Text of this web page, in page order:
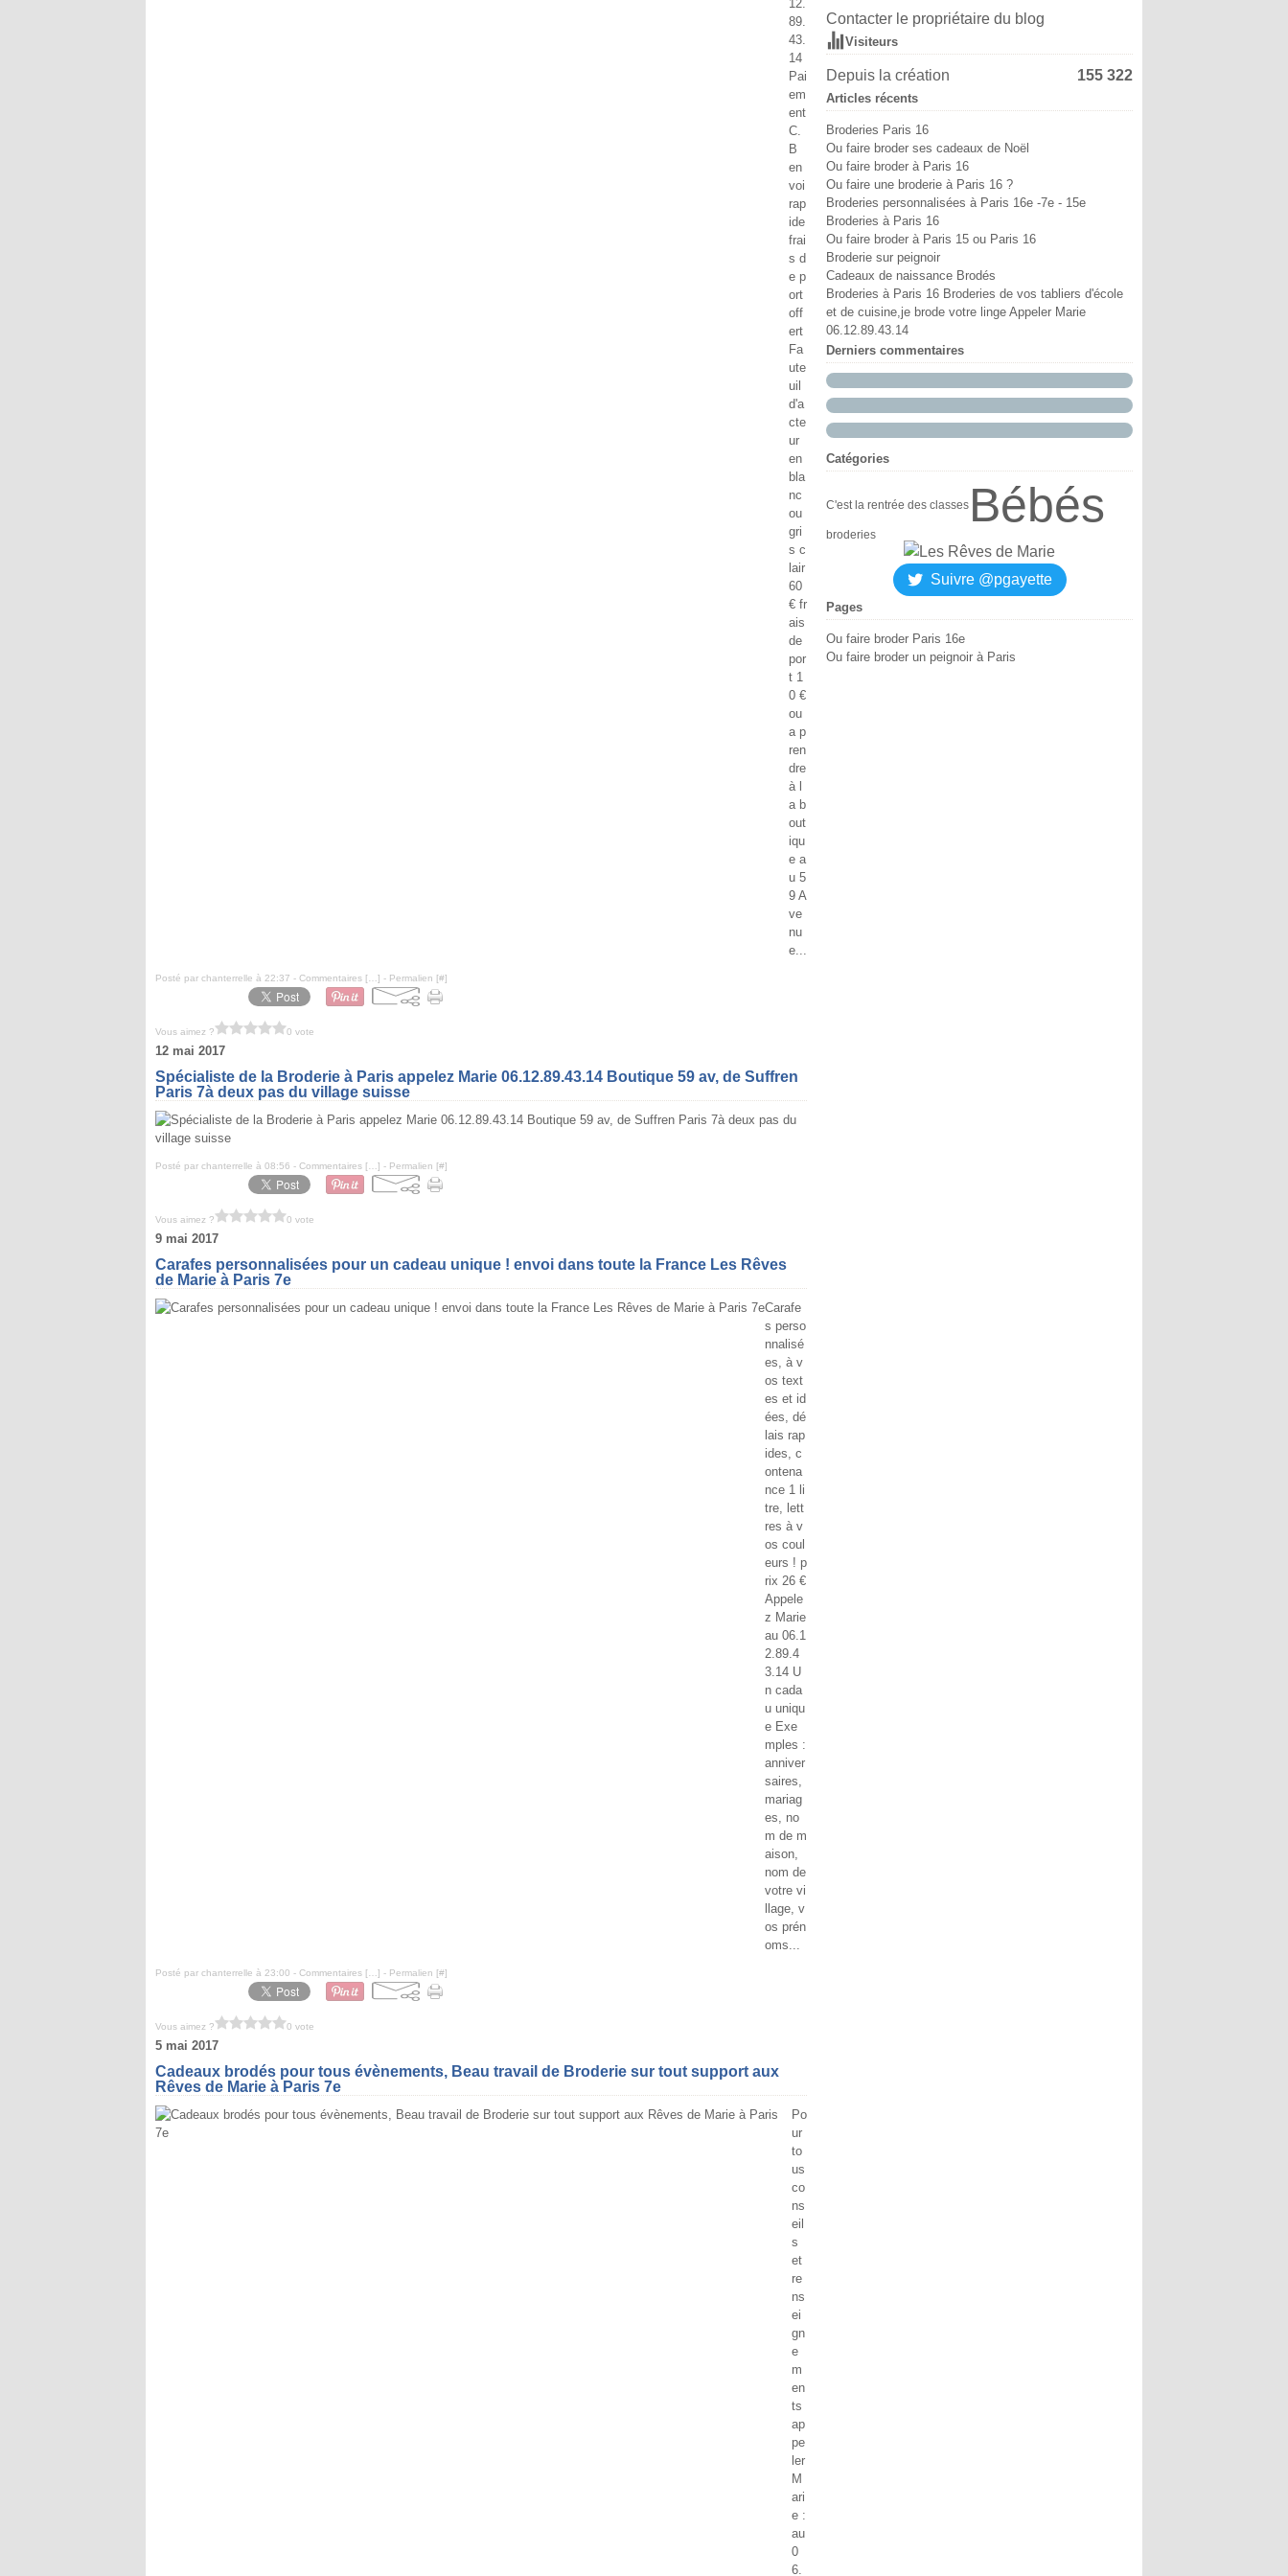
12.
89.
43.
14
Pai
em
ent
C.
B
en
voi
rap
ide
frai
s d
e p
ort
off
ert
Fa
ute
uil
d'a
cte
ur
en
bla
nc
ou
gri
s c
lair
60
€ fr
ais
de
por
t 1
0 €
ou
a p
ren
dre
à l
a b
out
iqu
e a
u 5
9 A
ve
nu
e...
Posté par chanterrelle à 22:37 - Commentaires [ ] - Permalien [#]
Vous aimez ? 0 vote
12 mai 2017
Spécialiste de la Broderie à Paris appelez Marie 06.12.89.43.14 Boutique 59 av, de Suffren
Paris 7à deux pas du village suisse
Posté par chanterrelle à 08:56 - Commentaires [ ] - Permalien [#]
Vous aimez ? 0 vote
9 mai 2017
Carafes personnalisées pour un cadeau unique ! envoi dans toute la France Les Rêves
de Marie à Paris 7e
Carafe
s perso
nnalisé
es, à v
os text
es et id
ées, dé
lais rap
ides, c
ontena
nce 1 li
tre, lett
res à v
os coul
eurs ! p
rix 26 €
Appele
z Marie
au 06.1
2.89.4
3.14 U
n cada
u uniqu
e Exe
mples :
anniver
saires,
mariag
es, no
m de m
aison,
nom de
votre vi
llage, v
os prén
oms...
Posté par chanterrelle à 23:00 - Commentaires [ ] - Permalien [#]
Vous aimez ? 0 vote
5 mai 2017
Cadeaux brodés pour tous évènements, Beau travail de Broderie sur tout support aux
Rêves de Marie à Paris 7e
Po
ur
to
us
co
ns
eil
s
et
re
ns
ei
gn
e
m
en
ts
ap
pe
ler
M
ari
e :
au
0
6.
Mai
(6)
Avril(3)
Mars(2)
Janvier(5)
Juin
(4)
Mai(6)
Avril(7)
Février(5)
Janvier(2)
Juin
(9)
Mai(11)
Avril(6)
Février(6)
Janvier(8)
Août
(5)
Juillet(8)
Juin(12)
Avril(12)
Mars (14)
Janvier (18)
Septembre
Août(7)
Juillet(1)
Mai(15)
Avril(17)
Février (12)
Janvier (19)
Octobre
(13)
Septembre(18)
Août(10)
Juin(38)
Mai(52)
Contacter le propriétaire du blog
Visiteurs
Depuis la création 155 322
Articles récents
Broderies Paris 16
Ou faire broder ses cadeaux de Noël
Ou faire broder à Paris 16
Ou faire une broderie à Paris 16 ?
Broderies personnalisées à Paris 16e -7e - 15e
Broderies à Paris 16
Ou faire broder à Paris 15 ou Paris 16
Broderie sur peignoir
Cadeaux de naissance Brodés
Broderies à Paris 16 Broderies de vos tabliers d'école
et de cuisine,je brode votre linge Appeler Marie
06.12.89.43.14
Derniers commentaires
Catégories
C'est la rentrée des classes Bébés
broderies
Suivre @pgayette
Pages
Ou faire broder Paris 16e
Ou faire broder un peignoir à Paris